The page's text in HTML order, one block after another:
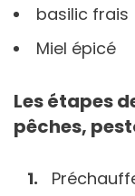
basilic frais⁠
Miel épicé
Les étapes
pêches,